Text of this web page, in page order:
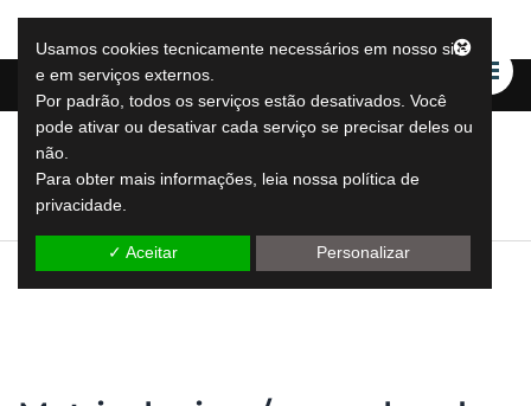
soluções de relatórios de salto
Usamos cookies tecnicamente necessários em nosso site
e em serviços externos.
Por padrão, todos os serviços estão desativados. Você
pode ativar ou desativar cada serviço se precisar deles ou
não.
Para obter mais informações, leia nossa política de
privacidade.
✓ Aceitar Personalizar